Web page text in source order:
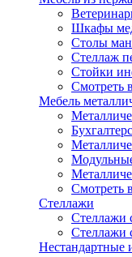
Шкафы
Столы
Стеллаж
Стойки
Смотреть
Мебель
Смотреть
Стеллажи
Стеллажи
Стеллажи
Нестандартные